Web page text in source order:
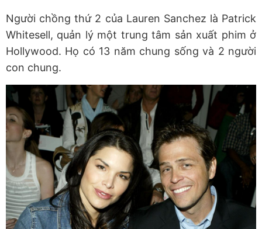
Người chồng thứ 2 của Lauren Sanchez là Patrick
Whitesell, quản lý một trung tâm sản xuất phim ở
Hollywood. Họ có 13 năm chung sống và 2 người
con chung.